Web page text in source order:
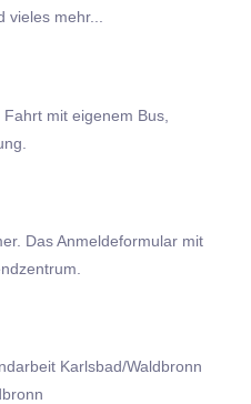
vieles mehr...
mit eigenem Bus,
Das Anmeldeformular mit
Karlsbad/Waldbronn